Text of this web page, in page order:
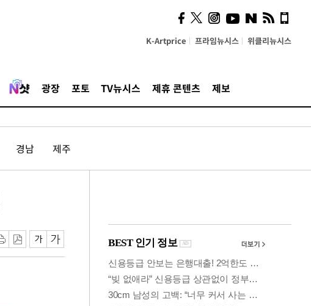
K-Artprice 프라임뉴시스 위클리뉴시스
광장 포토 TV뉴시스 제휴 콘텐츠 제보
경남 제주
의견, 국토부·LH에 충실히
전달할 것"